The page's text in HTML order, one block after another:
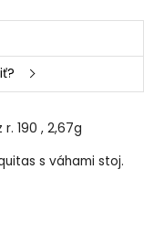
190 , 2,67g
s váhami stoj.